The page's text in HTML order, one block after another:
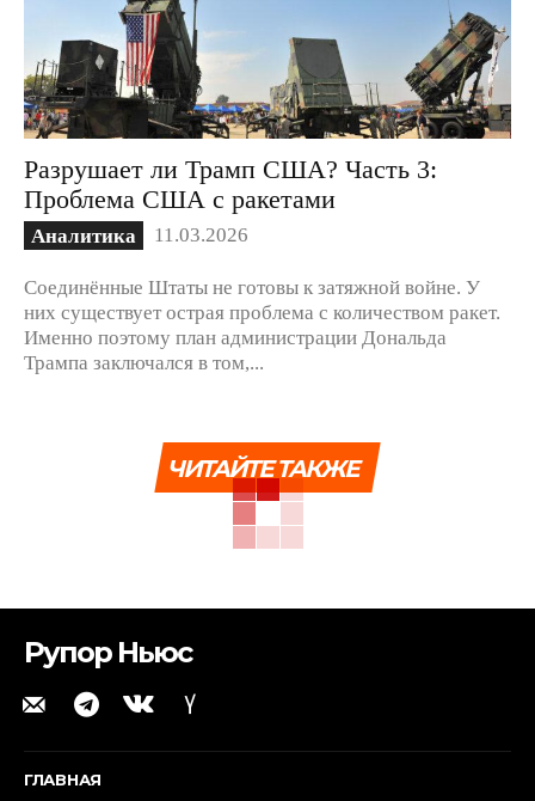
Разрушает ли Трамп США? Часть 3:
Проблема США с ракетами
Аналитика 11.03.2026
Соединённые Штаты не готовы к затяжной войне. У
них существует острая проблема с количеством ракет.
Именно поэтому план администрации Дональда
Трампа заключался в том,...
ЧИТАЙТЕ ТАКЖЕ
Рупор Ньюс
ГЛАВНАЯ